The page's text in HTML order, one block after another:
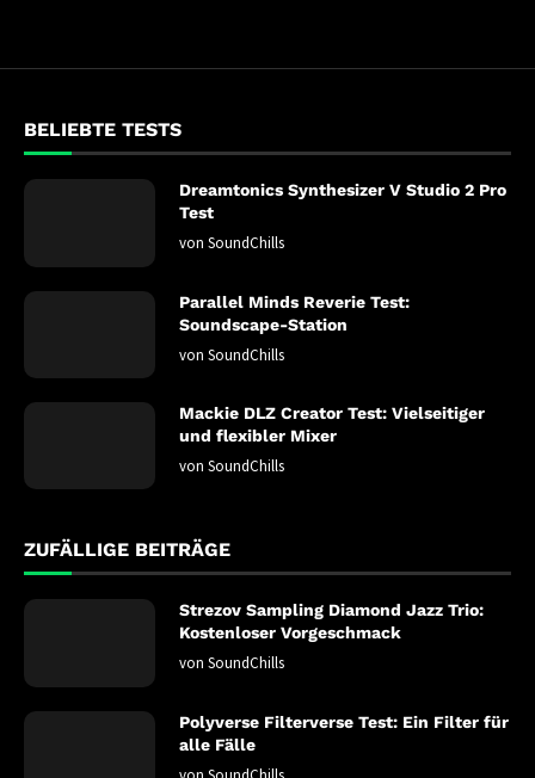
BELIEBTE TESTS
Dreamtonics Synthesizer V Studio 2 Pro
Test
von SoundChills
Parallel Minds Reverie Test:
Soundscape-Station
von SoundChills
Mackie DLZ Creator Test: Vielseitiger
und flexibler Mixer
von SoundChills
ZUFÄLLIGE BEITRÄGE
Strezov Sampling Diamond Jazz Trio:
Kostenloser Vorgeschmack
von SoundChills
Polyverse Filterverse Test: Ein Filter für
alle Fälle